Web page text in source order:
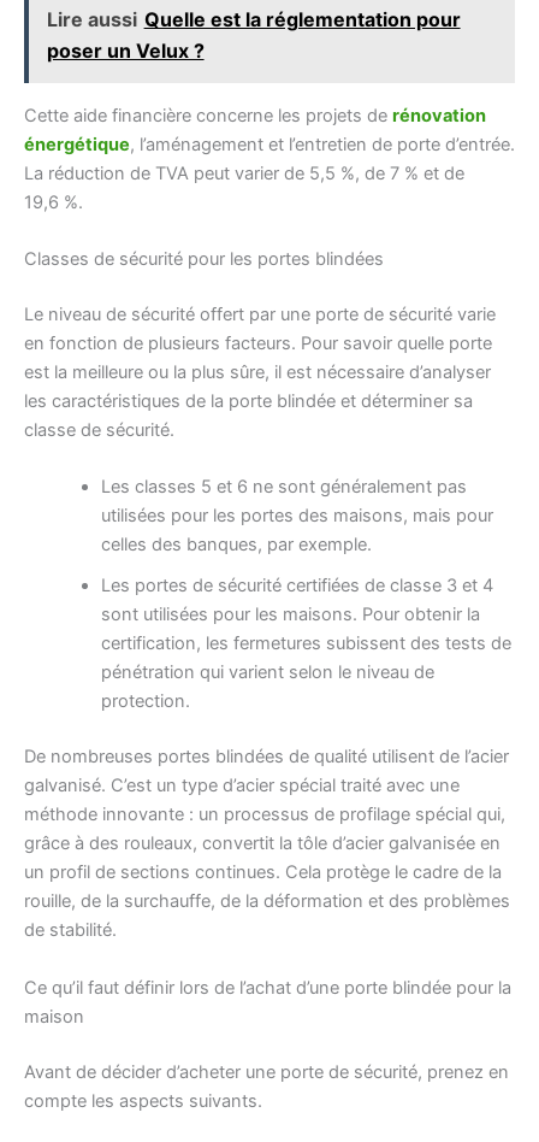
Lire aussi Quelle est la réglementation pour
poser un Velux ?
Cette aide financière concerne les projets de rénovation
énergétique, l’aménagement et l’entretien de porte d’entrée.
La réduction de TVA peut varier de 5,5 %, de 7 % et de
19,6 %.
Classes de sécurité pour les portes blindées
Le niveau de sécurité offert par une porte de sécurité varie
en fonction de plusieurs facteurs. Pour savoir quelle porte
est la meilleure ou la plus sûre, il est nécessaire d’analyser
les caractéristiques de la porte blindée et déterminer sa
classe de sécurité.
Les classes 5 et 6 ne sont généralement pas
utilisées pour les portes des maisons, mais pour
celles des banques, par exemple.
Les portes de sécurité certifiées de classe 3 et 4
sont utilisées pour les maisons. Pour obtenir la
certification, les fermetures subissent des tests de
pénétration qui varient selon le niveau de
protection.
De nombreuses portes blindées de qualité utilisent de l’acier
galvanisé. C’est un type d’acier spécial traité avec une
méthode innovante : un processus de profilage spécial qui,
grâce à des rouleaux, convertit la tôle d’acier galvanisée en
un profil de sections continues. Cela protège le cadre de la
rouille, de la surchauffe, de la déformation et des problèmes
de stabilité.
Ce qu’il faut définir lors de l’achat d’une porte blindée pour la
maison
Avant de décider d’acheter une porte de sécurité, prenez en
compte les aspects suivants.